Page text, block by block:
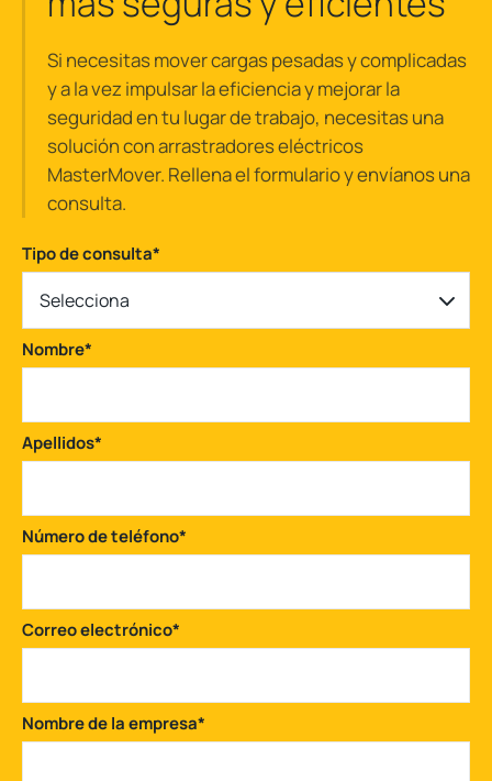
Si necesitas mover cargas pesadas y complicadas
y a la vez impulsar la eficiencia y mejorar la
seguridad en tu lugar de trabajo, necesitas una
solución con arrastradores eléctricos
MasterMover. Rellena el formulario y envíanos una
consulta.
Tipo de consulta*
Selecciona
Nombre*
Apellidos*
Número de teléfono*
Correo electrónico*
Nombre de la empresa*